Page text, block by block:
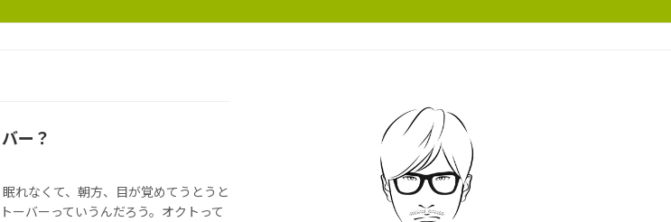
ー？
れなくて、朝方、目が覚めてうとうと
ーバーっていうんだろう。オクトって